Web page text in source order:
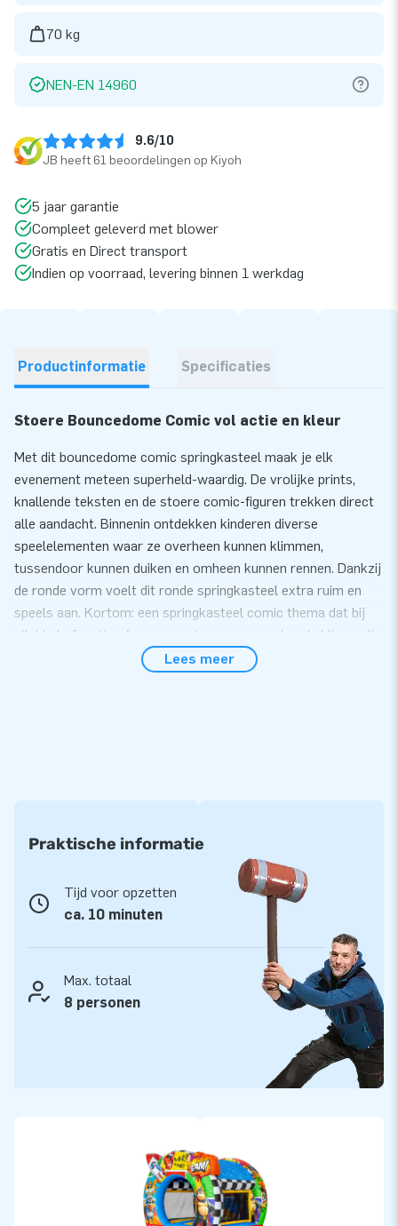
70 kg
NEN-EN 14960
9.6/10
JB heeft 61 beoordelingen op Kiyoh
5 jaar garantie
Compleet geleverd met blower
Gratis en Direct transport
Indien op voorraad, levering binnen 1 werkdag
Productinformatie Specificaties
Stoere Bouncedome Comic vol actie en kleur
Met dit bouncedome comic springkasteel maak je elk
evenement meteen superheld-waardig. De vrolijke prints,
knallende teksten en de stoere comic-figuren trekken direct
alle aandacht. Binnenin ontdekken kinderen diverse
speelelementen waar ze overheen kunnen klimmen,
tussendoor kunnen duiken en omheen kunnen rennen. Dankzij
de ronde vorm voelt dit ronde springkasteel extra ruim en
speels aan. Kortom: een springkasteel comic thema dat bij
elk kinderfeestje of evenement een gegarandeerde hit wordt.
Compact, veilig en ideaal voor elke locatie
blower, verankermaterialen en een duidelijke handleiding
standaard meegeleverd. Ideaal voor verhuurders die op zoek
zijn naar een betrouwbare én opvallende attractie.
JB Inflatables: kwaliteit die je kunt vertrouwen
Kies je voor JB, dan kies je voor zekerheid. Al onze
springkastelen zijn gemaakt van sterk, slijtvast PVC dat
jarenlang meegaat. Je profiteert bovendien van onze snelle
levering uit grote voorraad, 5 jaar garantie én een eigen
serviceteam dat altijd voor je klaarstaat. Zo weet je zeker
dat jouw investering in een topconditie blijft. Precies wat je
wilt als professional in de verhuurbranche.
Lees meer
Praktische informatie
Tijd voor opzetten
ca. 10 minuten
Max. totaal
8 personen